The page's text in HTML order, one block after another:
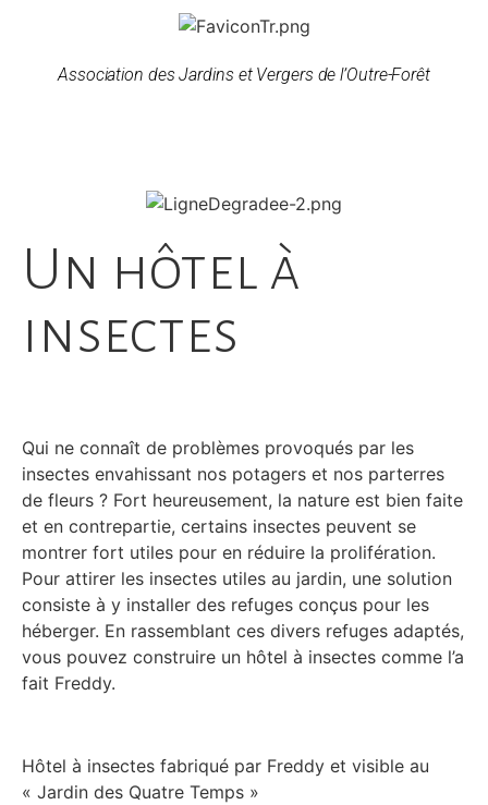
Association des Jardins et Vergers de l’Outre-Forêt
Un hôtel à
insectes
Qui ne connaît de problèmes provoqués par les
insectes envahissant nos potagers et nos parterres
de fleurs ? Fort heureusement, la nature est bien faite
et en contrepartie, certains insectes peuvent se
montrer fort utiles pour en réduire la prolifération.
Pour attirer les insectes utiles au jardin, une solution
consiste à y installer des refuges conçus pour les
héberger. En rassemblant ces divers refuges adaptés,
vous pouvez construire un hôtel à insectes comme l’a
fait Freddy.
Hôtel à insectes fabriqué par Freddy et visible au
« Jardin des Quatre Temps »